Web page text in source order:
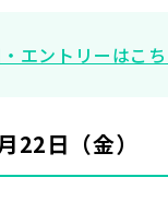
エントリーはこ
22日（金）